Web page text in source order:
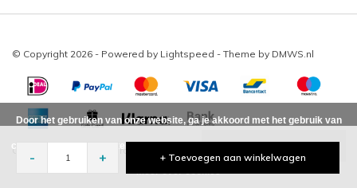
- + + Toevoegen aan winkelwagen
© Copyright 2026 - Powered by Lightspeed - Theme by DMWS.nl
Creahuys41 beoordelingen op
Door het gebruiken van onze website, ga je akkoord met het gebruik van
cookies om onze website te verbeteren.
Meer over cookies »